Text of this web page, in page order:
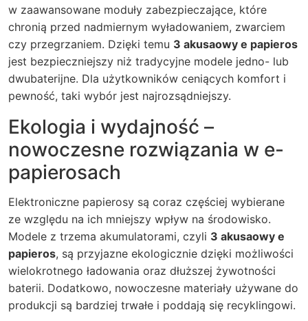
w zaawansowane moduły zabezpieczające, które
chronią przed nadmiernym wyładowaniem, zwarciem
czy przegrzaniem. Dzięki temu 3 akusaowy e papieros
jest bezpieczniejszy niż tradycyjne modele jedno- lub
dwubaterijne. Dla użytkowników ceniących komfort i
pewność, taki wybór jest najrozsądniejszy.
Ekologia i wydajność –
nowoczesne rozwiązania w e-
papierosach
Elektroniczne papierosy są coraz częściej wybierane
ze względu na ich mniejszy wpływ na środowisko.
Modele z trzema akumulatorami, czyli 3 akusaowy e
papieros, są przyjazne ekologicznie dzięki możliwości
wielokrotnego ładowania oraz dłuższej żywotności
baterii. Dodatkowo, nowoczesne materiały używane do
produkcji są bardziej trwałe i poddają się recyklingowi.